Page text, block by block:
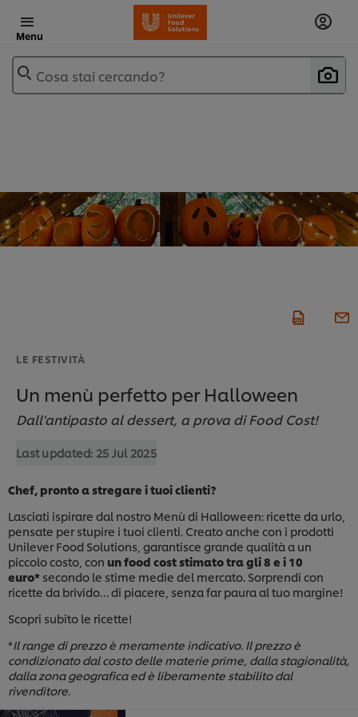
Menu
Cosa stai cercando?
LE FESTIVITÀ
Un menù perfetto per Halloween
Dall'antipasto al dessert, a prova di Food Cost!
Last updated: 25 Jul 2025
Chef, pronto a stregare i tuoi clienti?
Lasciati ispirare dal nostro Menù di Halloween: ricette da urlo,
pensate per stupire i tuoi clienti. Creato anche con i prodotti
Unilever Food Solutions, garantisce grande qualità a un
piccolo costo, con un food cost stimato tra gli 8 e i 10
euro* secondo le stime medie del mercato. Sorprendi con
ricette da brivido… di piacere, senza far paura al tuo margine!
Scopri subito le ricette!
*Il range di prezzo è meramente indicativo. Il prezzo è
condizionato dal costo delle materie prime, dalla stagionalità,
dalla zona geografica ed è liberamente stabilito dal
rivenditore.